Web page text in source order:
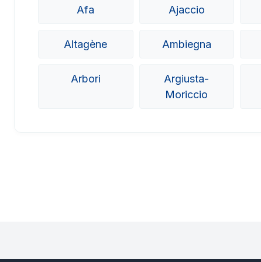
Afa Ajaccio
Altagène Ambiegna
Arbori
Argiusta-
Moriccio